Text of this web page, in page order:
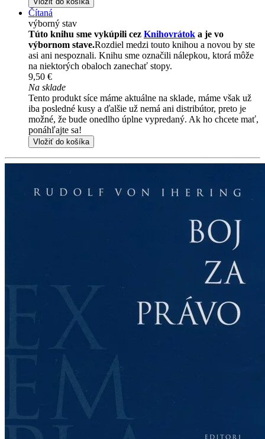
Čítaná
výborný stav
Túto knihu sme vykúpili cez Knihovrátok a je vo
výbornom stave.Rozdiel medzi touto knihou a novou by ste
asi ani nespoznali. Knihu sme označili nálepkou, ktorá môže
na niektorých obaloch zanechať stopy.
9,50 €
Na sklade
Tento produkt síce máme aktuálne na sklade, máme však už
iba posledné kusy a ďalšie už nemá ani distribútor, preto je
možné, že bude onedlho úplne vypredaný. Ak ho chcete mať,
ponáhľajte sa!
Vložiť do košíka